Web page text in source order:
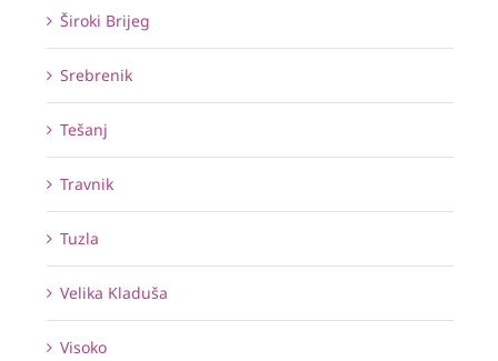
Široki Brijeg
Srebrenik
Tešanj
Travnik
Tuzla
Velika Kladuša
Visoko